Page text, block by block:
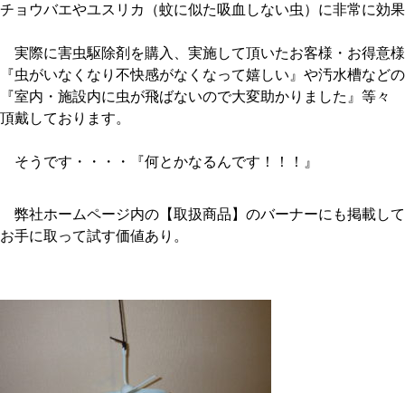
チョウバエやユスリカ（蚊に似た吸血しない虫）に非常に効
実際に害虫駆除剤を購入、実施して頂いたお客様・お得意
『虫がいなくなり不快感がなくなって嬉しい』や汚水槽など
『室内・施設内に虫が飛ばないので大変助かりました』等
頂戴しております。
そうです・・・・『何とかなるんです！！！』
弊社ホームページ内の【取扱商品】のバーナーにも掲載し
お手に取って試す価値あり。